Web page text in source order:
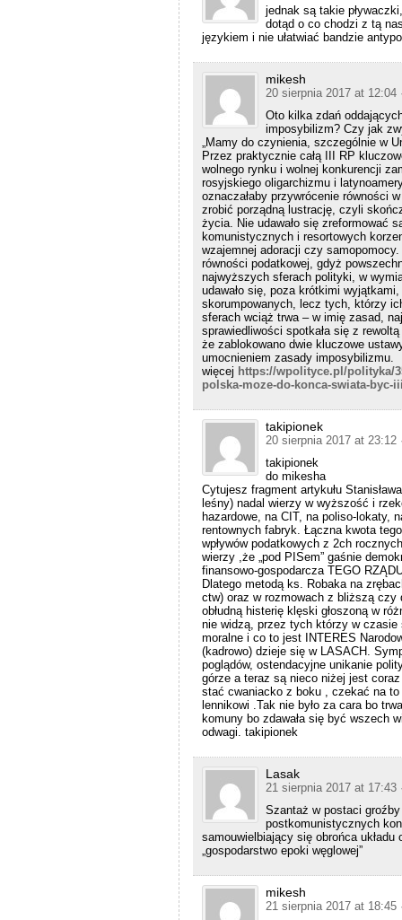
jednak są takie
dotąd o co chodzi z tą
językiem i nie ułatwiać bandzie
mikesh
20 sierpnia 2017 at 12:04
Oto kilka zdań
imposybilizm? Czy jak
„Mamy do czynienia, szczególnie w
Przez praktycznie całą III RP
wolnego rynku i wolnej konkurencji
rosyjskiego oligarchizmu i
oznaczałaby przywrócenie równości
zrobić porządną lustrację, czyli
życia. Nie udawało się zreformować
komunistycznych i resortowych
wzajemnej adoracji czy
równości podatkowej, gdyż
najwyższych sferach polityki, w
udawało się, poza krótkimi
skorumpowanych, lecz tych, którzy
sferach wciąż trwa – w imię zasad,
sprawiedliwości spotkała się z
że zablokowano dwie kluczowe
umocnieniem zasady imposybilizmu.
więcej https://wpolityce.pl/polityka/
polska-moze-do-konca-swiata-byc-
takipionek
20 sierpnia 2017 at 23:12
takipionek
do mikesha
Cytujesz fragment artykułu
leśny) nadal wierzy w wyższość i
hazardowe, na CIT, na poliso-lokaty,
rentownych fabryk. Łączna kwota
wpływów podatkowych z 2ch
wierzy ,że „pod PISem” gaśnie
finansowo-gospodarcza TEGO
Dlatego metodą ks. Robaka na
ctw) oraz w rozmowach z bliższą
obłudną histerię klęski głoszoną w
nie widzą, przez tych którzy w czasie
moralne i co to jest INTERES
(kadrowo) dzieje się w LASACH.
poglądów, ostendacyjne unikanie
górze a teraz są nieco niżej jest
stać cwaniacko z boku , czekać na to
lennikowi .Tak nie było za cara bo
komuny bo zdawała się być wszech
odwagi. takipionek
Lasak
21 sierpnia 2017 at 17:43
Szantaż w postaci groźby
postkomunistycznych
samouwielbiający się obrońca
„gospodarstwo epoki węglowej”
mikesh
21 sierpnia 2017 at 18:45